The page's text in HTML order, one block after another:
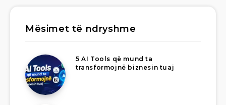
Mësimet të ndryshme
5 AI Tools që mund ta
transformojnë biznesin tuaj